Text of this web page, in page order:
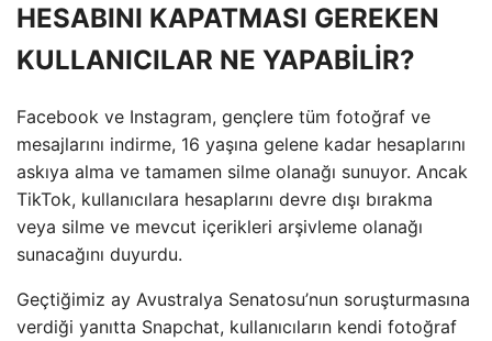
HESABINI KAPATMASI GEREKEN
KULLANICILAR NE YAPABİLİR?
Facebook ve Instagram, gençlere tüm fotoğraf ve
mesajlarını indirme, 16 yaşına gelene kadar hesaplarını
askıya alma ve tamamen silme olanağı sunuyor. Ancak
TikTok, kullanıcılara hesaplarını devre dışı bırakma
veya silme ve mevcut içerikleri arşivleme olanağı
sunacağını duyurdu.
Geçtiğimiz ay Avustralya Senatosu’nun soruşturmasına
verdiği yanıtta Snapchat, kullanıcıların kendi fotoğraf